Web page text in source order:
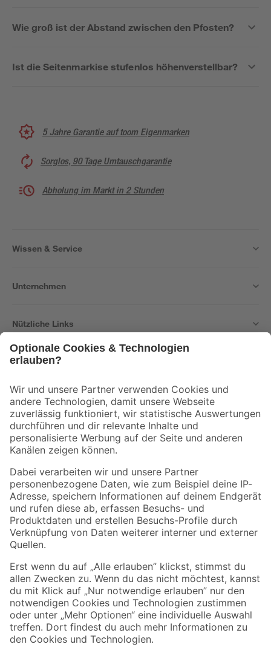
Wie groß ist der Abstand zwischen den Pfosten?
Ist die Seitenmarkise stufenlos höhenverstellbar?
5 Jahre Garantie auf toom Eigenmarken
Sorglos, 90 Tage Umtauschgarantie
Abholung im Markt in 2 Stunden
Wissen & Service
Unternehmen
Nützliche Links
Der toom Newsletter: Keine Angebote und Aktionen mehr verpassen!
Zur Newsletter Anmeldung
Folge uns
Zahlungsarten Versandarten
Sicher einkaufen
Jetzt die toom-App herunterladen